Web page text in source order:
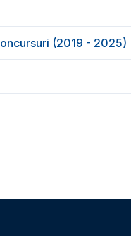
(2019 - 2025)